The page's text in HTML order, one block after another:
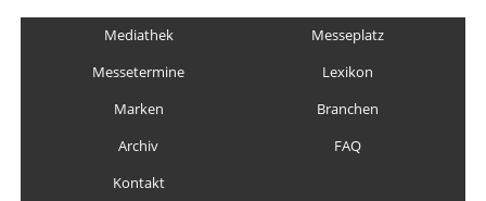
Mediathek
Messeplatz
Messetermine
Lexikon
Marken
Branchen
Archiv
FAQ
Kontakt